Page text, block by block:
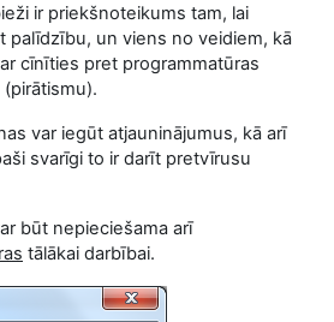
ir priekšnoteikums tam, lai
palīdzību, un viens no veidiem, kā
cīnīties pret programmatūras
var iegūt atjauninājumus, kā arī
svarīgi to ir darīt pretvīrusu
būt nepieciešama arī
tālākai darbībai.